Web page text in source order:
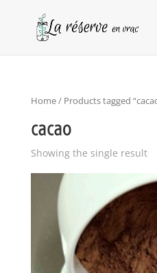
Home/ Products tagged
cacao
Showing the single result